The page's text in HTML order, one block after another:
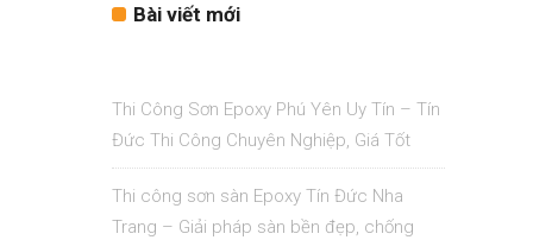
Bài viết mới
Thi Công Sơn Epoxy Phú Yên Uy Tín – Tín
Đức Thi Công Chuyên Nghiệp, Giá Tốt
Thi công sơn sàn Epoxy Tín Đức Nha
Trang – Giải pháp sàn bền đẹp, chống